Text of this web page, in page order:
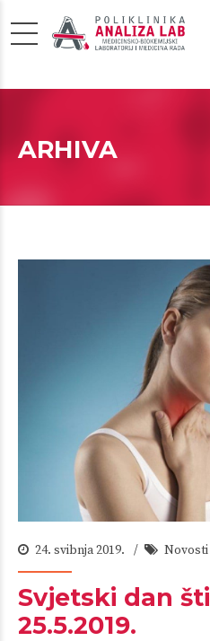
ARHIVA
24. svibnja 2019. Novosti
Svjetski dan
25.5.2019.